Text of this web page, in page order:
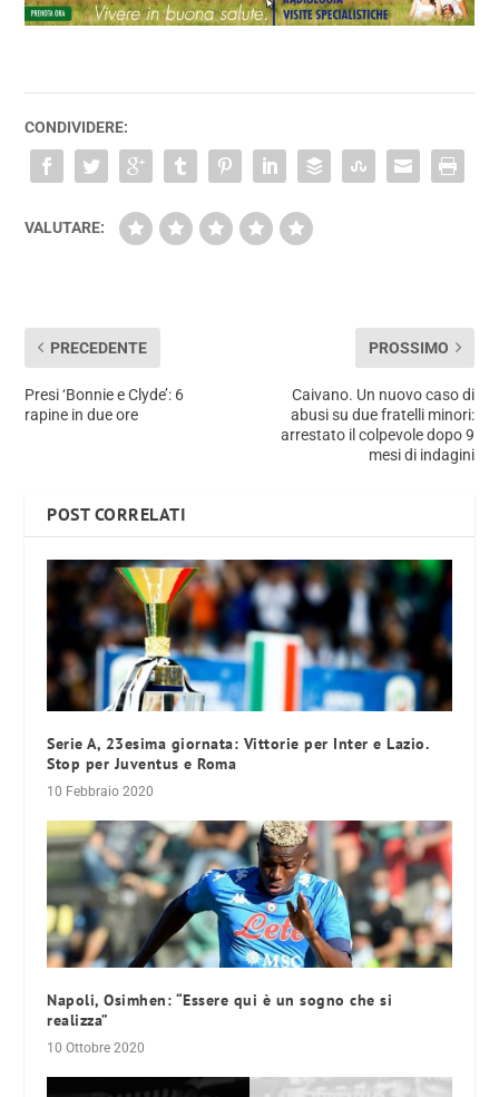
CONDIVIDERE:
VALUTARE:
PRECEDENTE
Presi ‘Bonnie e Clyde’: 6
rapine in due ore
PROSSIMO
Caivano. Un nuovo caso di
abusi su due fratelli minori:
arrestato il colpevole dopo 9
mesi di indagini
POST CORRELATI
Serie A, 23esima giornata: Vittorie per Inter e Lazio.
Stop per Juventus e Roma
10 Febbraio 2020
Napoli, Osimhen: “Essere qui è un sogno che si
realizza”
10 Ottobre 2020